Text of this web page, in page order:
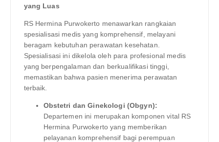
yang Luas
RS Hermina Purwokerto menawarkan rangkaian
spesialisasi medis yang komprehensif, melayani
beragam kebutuhan perawatan kesehatan.
Spesialisasi ini dikelola oleh para profesional medis
yang berpengalaman dan berkualifikasi tinggi,
memastikan bahwa pasien menerima perawatan
terbaik.
Obstetri dan Ginekologi (Obgyn):
Departemen ini merupakan komponen vital RS
Hermina Purwokerto yang memberikan
pelayanan komprehensif bagi perempuan